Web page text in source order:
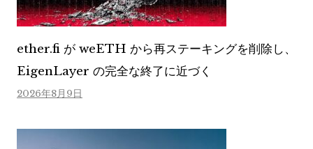
ether.fi が weETH から再ステーキングを削除し、
EigenLayer の完全な終了に近づく
2026年8月9日